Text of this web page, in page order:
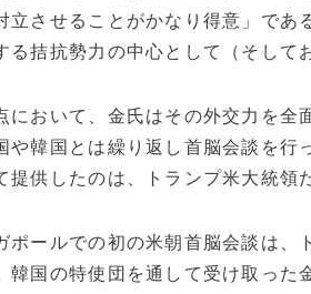
立させることがかなり得意」であ
る拮抗勢力の中心として（そして
おいて、金氏はその外交力を全
や韓国とは繰り返し首脳会談を行
提供したのは、トランプ米大統領
ールでの初の米朝首脳会談は、
韓国の特使団を通して受け取った